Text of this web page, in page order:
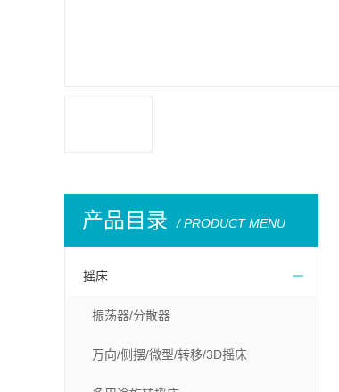
产品目录 / PRODUCT MENU
摇床
振荡器/分散器
万向/侧摆/微型/转移/3D摇床